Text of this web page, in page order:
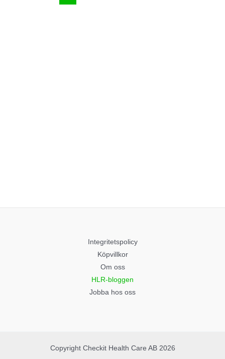
Integritetspolicy
Köpvillkor
Om oss
HLR-bloggen
Jobba hos oss
Copyright Checkit Health Care AB 2026